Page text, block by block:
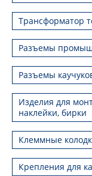
Трансформатор
Разъемы
Разъемы
Изделия для
наклейки, бирки
Клеммные
Крепления для